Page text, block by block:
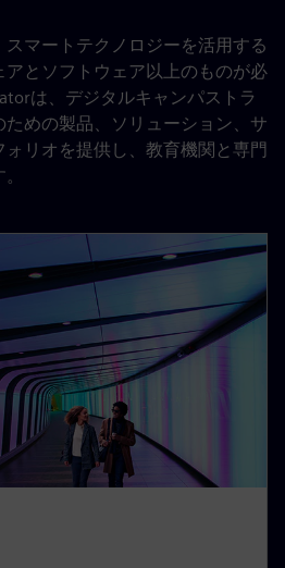
マートテクノロジーを活用する
とソフトウェア以上のものが必
は、デジタルキャンパストラ
めの製品、ソリューション、サ
リオを提供し、教育機関と専門